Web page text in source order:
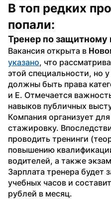
В топ редких
попали:
Тренер по
Вакансия открыта в
указано, что
этой специальности, но
должны быть права
и Е. Отмечается
навыков публичных
Компания организует
стажировку.
проводить тренинги
повышению
водителей, а также
Зарплата тренера будет
учебных часов и
рублей в месяц.